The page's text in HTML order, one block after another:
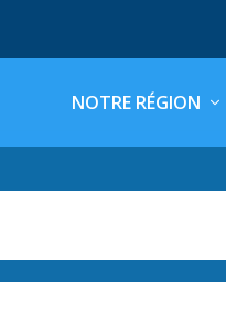
NOTRE RÉGION